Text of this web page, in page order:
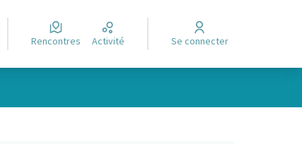
Rencontres Activité Se connecter